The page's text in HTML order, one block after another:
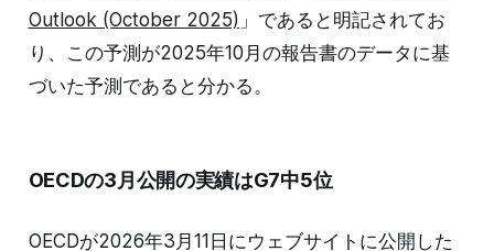
Outlook (October 2025) 」であると明記されてお
り、この予測が2025年10月の報告書のデータに基
づいた予測であると分かる。
OECDの3月公開の実績はG7中5位
OECDが2026年3月11日にウェブサイトに公開した